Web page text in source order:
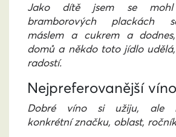
Jako dítě jsem se
bramborových plackách
máslem a cukrem a
domů a někdo toto jídlo
radostí.
Nejpreferovanější víno
Dobré víno si užiju, ale
konkrétní značku, oblast,